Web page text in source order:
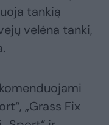
tankią
velėna tanki,
„Grass Fix